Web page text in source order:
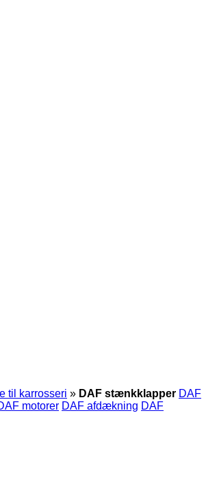
til karrosseri » DAF stænkklapper DAF
motorer DAF afdækning DAF